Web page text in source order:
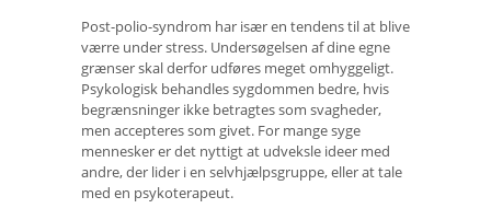
Post-polio-syndrom har især en tendens til at blive
værre under stress. Undersøgelsen af ​​dine egne
grænser skal derfor udføres meget omhyggeligt.
Psykologisk behandles sygdommen bedre, hvis
begrænsninger ikke betragtes som svagheder,
men accepteres som givet. For mange syge
mennesker er det nyttigt at udveksle ideer med
andre, der lider i en selvhjælpsgruppe, eller at tale
med en psykoterapeut.